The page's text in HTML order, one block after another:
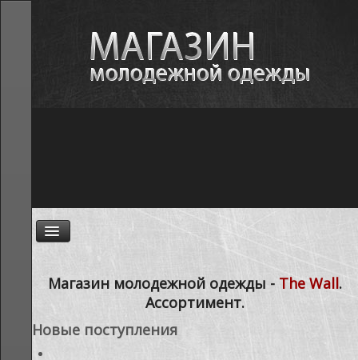
АССОРТИМЕНТ
Магазин молодежной одежды - The Wall.
Ассортимент.
Новые поступления